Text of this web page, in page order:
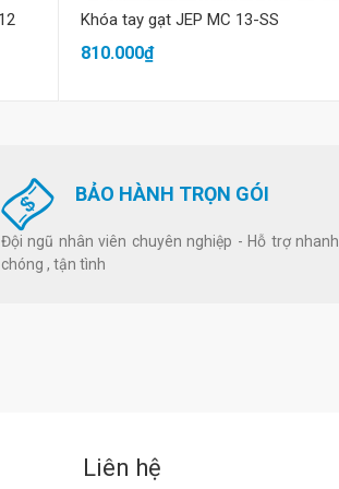
Khóa tay gạt JEP MC 13-SS
810.000₫
BẢO HÀNH TRỌN GÓI
Đội ngũ nhân viên chuyên nghiệp - Hỗ trợ nhanh
chóng , tận tình
Liên hệ